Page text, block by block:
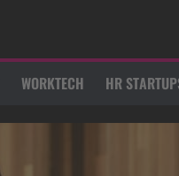
WORKTECH HR